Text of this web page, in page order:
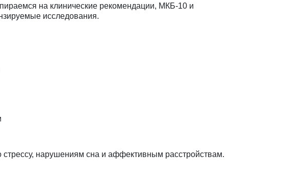
на клинические рекомендации, МКБ-10 и
исследования.
нарушениям сна и аффективным расстройствам.